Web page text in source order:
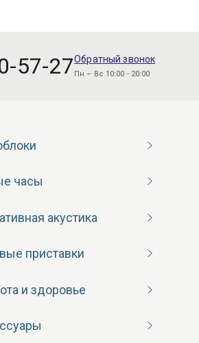
57-27Обратный звонок
Пн – Вс 10:00 - 20:00
часы
акустика
приставки
и здоровье